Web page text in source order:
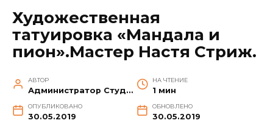
Художественная
татуировка «Мандала и
пион».Мастер Настя Стриж.
АВТОР
Администратор Студии
НА ЧТЕНИЕ
1 мин
ОПУБЛИКОВАНО
30.05.2019
ОБНОВЛЕНО
30.05.2019